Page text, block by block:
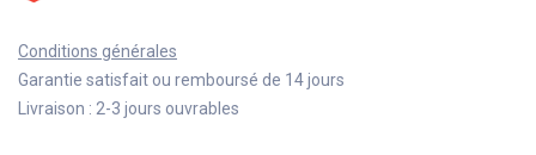
Conditions générales
Garantie satisfait ou remboursé de 14 jours
Livraison : 2-3 jours ouvrables